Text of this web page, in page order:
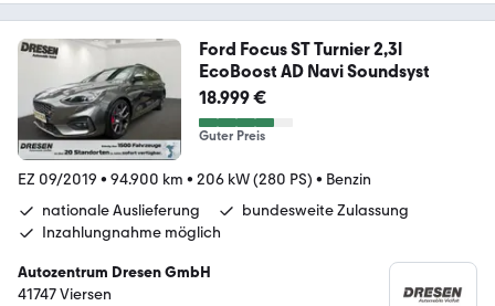
Ford Focus ST Turnier 2,3l
EcoBoost AD Navi Soundsyst
18.999 €
Guter Preis
EZ 09/2019 • 94.900 km • 206 kW (280 PS) • Benzin
nationale Auslieferung
bundesweite Zulassung
Inzahlungnahme möglich
Autozentrum Dresen GmbH
41747 Viersen